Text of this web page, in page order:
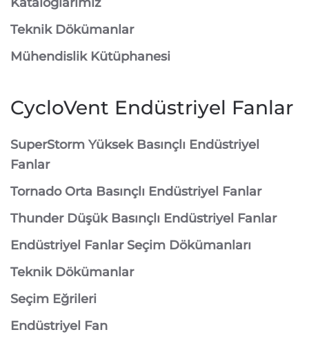
Teknik Dökümanlar
Mühendislik Kütüphanesi
CycloVent Endüstriyel Fanlar
SuperStorm Yüksek Basınçlı Endüstriyel
Fanlar
Tornado Orta Basınçlı Endüstriyel Fanlar
Thunder Düşük Basınçlı Endüstriyel Fanlar
Endüstriyel Fanlar Seçim Dökümanları
Teknik Dökümanlar
Seçim Eğrileri
Endüstriyel Fan